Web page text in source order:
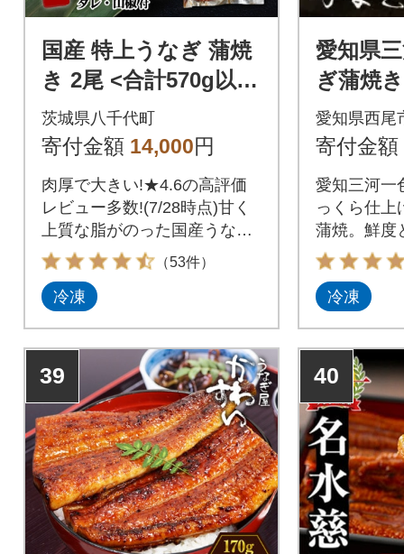
国産 特上うなぎ 蒲焼
き 2尾 <合計570g以上
> タレ山椒付き 人気
うなぎ登り
茨城県八千代町
寄付金額 14,000円
肉厚で大きい!★4.6の高評価
レビュー多数!(7/28時点)甘く
上質な脂がのった国産うなぎ
を、素材の味を十分に生かし
て、八千代町にある『横島醤
油納豆有限会社』の醤油入り
た。焼きあがったうなぎは真
空パックにして、すぐさま急
速冷凍し、おいしさを逃すこ
となくお届け♪解凍後、グリル
や電子レンジで温めるだけで
できたての味を、お手軽にご
家庭でお楽しみいただけま
す。
（53件）
冷凍
愛知県
ぎ蒲焼
ズ2尾(
上)・
愛知県西尾
寄付金額
愛知三河一
っくら仕上
蒲焼。鮮度
った逸品で
冷凍
39 40